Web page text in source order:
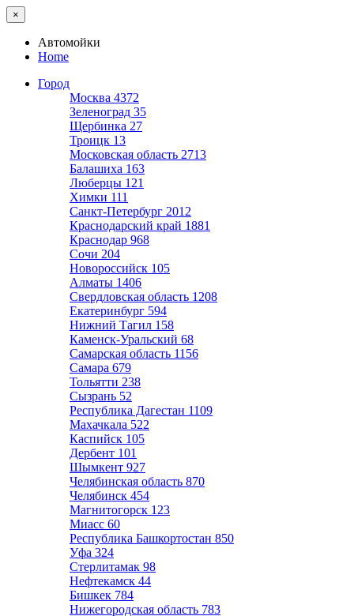
×
Автомойки
Home
Город
Москва 4372
Зеленоград 35
Щербинка 27
Троицк 13
Московская область 2713
Балашиха 163
Люберцы 121
Химки 111
Санкт-Петербург 2012
Краснодарский край 1881
Краснодар 968
Сочи 204
Новороссийск 105
Алматы 1406
Свердловская область 1208
Екатеринбург 594
Нижний Тагил 158
Каменск-Уральский 68
Самарская область 1156
Самара 679
Тольятти 238
Сызрань 52
Республика Дагестан 1109
Махачкала 522
Каспийск 105
Дербент 101
Шымкент 927
Челябинская область 870
Челябинск 454
Магнитогорск 123
Миасс 60
Республика Башкортостан 850
Уфа 324
Стерлитамак 98
Нефтекамск 44
Бишкек 784
Нижегородская область 783